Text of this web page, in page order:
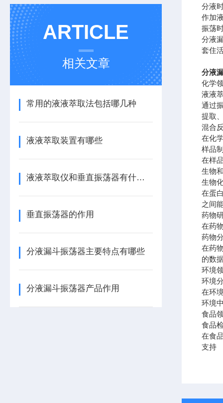
ARTICLE
相关文章
常用的液液萃取法包括哪几种
液液萃取装置有哪些
液液萃取仪和垂直振荡器有什么区别
垂直振荡器的作用
分液漏斗振荡器主要特点有哪些
分液漏斗振荡器产品作用
分液
作加
振荡
分液
套住
分液
化学
液液
通过
提取
混合
在化
样品
在样
生物
生物
在蛋
之间
药物
在药
药物
在药
的数
环境
环境
在环
环境
食品
食品
在食
支持